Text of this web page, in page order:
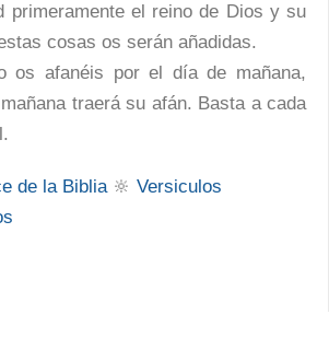
primeramente el reino de Dios y su
cosas os serán añadidas.
os afanéis por el día de mañana,
traerá su afán. Basta a cada
de la Biblia🔆 Versiculos